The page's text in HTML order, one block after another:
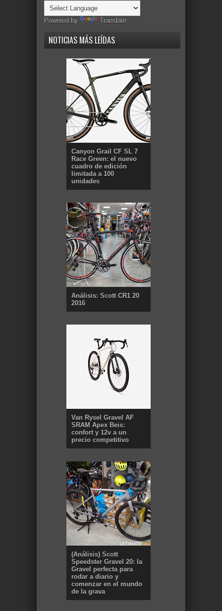
Powered by Translate
NOTICIAS MÁS LEÍDAS
Canyon Grail CF SL 7
Race Green: el nuevo
cuadro de edición
limitada a 100
unidades
Análisis: Scott CR1 20
2016
Van Rysel Gravel AF
SRAM Apex Beis:
confort y 12v a un
precio competitivo
(Análisis) Scott
Speedster Gravel 20: la
Gravel perfecta para
rodar a diario y
comenzar en el mundo
de la grava